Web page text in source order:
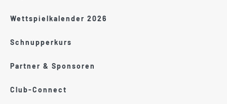
Wettspielkalender 2026
Schnupperkurs
Partner & Sponsoren
Club-Connect